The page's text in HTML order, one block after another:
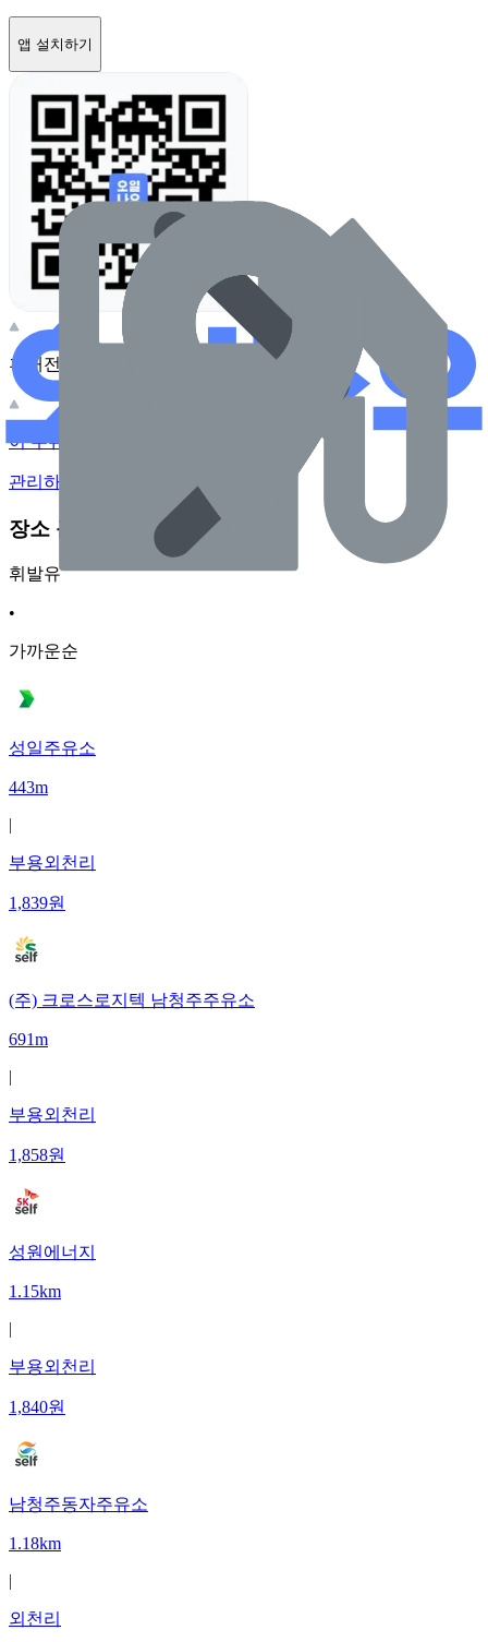
앱 설치하기
휴대전화 카메라로 찍어보세요
이 주유소의 사장님이신가요?
관리하기
장소 근처 주유소
휘발유
•
가까운순
성일주유소
443m
|
부용외천리
1,839원
(주) 크로스로지텍 남청주주유소
691m
|
부용외천리
1,858원
성원에너지
1.15km
|
부용외천리
1,840원
남청주동자주유소
1.18km
|
외천리